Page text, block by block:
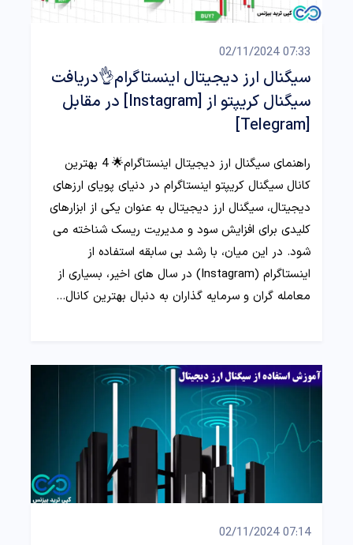
07:33 02/11/2024
سیگنال ارز دیجیتال اینستاگرام👌دریافت
سیگنال کریپتو از [Instagram] در مقابل
[Telegram]
راهنمای سیگنال ارز دیجیتال اینستاگرام🌟 4 بهترین
کانال سیگنال کریپتو اینستاگرام در دنیای پویای ارزهای
دیجیتال، سیگنال ارز دیجیتال به عنوان یکی از ابزارهای
کلیدی برای افزایش سود و مدیریت ریسک شناخته می‌
شود. در این میان، با رشد بی‌ سابقه استفاده از
اینستاگرام (Instagram) در سال‌ های اخیر، بسیاری از
معامله‌ گران و سرمایه‌ گذاران به دنبال بهترین کانال‌…
07:14 02/11/2024